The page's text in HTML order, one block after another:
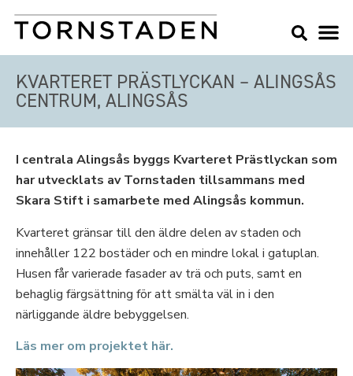
KVARTERET PRÄSTLYCKAN – ALINGSÅS
CENTRUM, ALINGSÅS
I centrala Alingsås byggs Kvarteret Prästlyckan som
har utvecklats av Tornstaden tillsammans med
Skara Stift i samarbete med Alingsås kommun.
Kvarteret gränsar till den äldre delen av staden och
innehåller 122 bostäder och en mindre lokal i gatuplan.
Husen får varierade fasader av trä och puts, samt en
behaglig färgsättning för att smälta väl in i den
närliggande äldre bebyggelsen.
Läs mer om projektet här.